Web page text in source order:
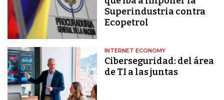
Superindustria contra
Ecopetrol
INTERNET ECONOMY
Ciberseguridad: del área
de TI a las juntas